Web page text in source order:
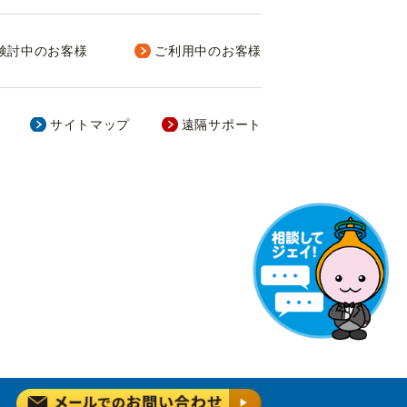
討中のお客様 ご利用中のお客様
サイトマップ 遠隔サポート